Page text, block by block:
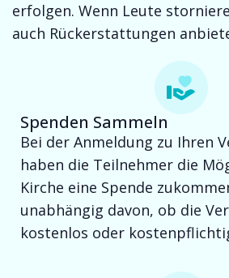
erfolgen. Wenn Leute
auch Rückerstattungen
Spenden Sammeln
Bei der Anmeldung zu Ihren
haben die Teilnehmer die
Kirche eine Spende
unabhängig davon, ob die
kostenlos oder